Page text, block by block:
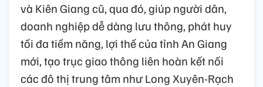
và Kiên Giang cũ, qua đó, giúp người dân,
doanh nghiệp dễ dàng lưu thông, phát huy
tối đa tiềm năng, lợi thế của tỉnh An Giang
mới, tạo trục giao thông liên hoàn kết nối
các đô thị trung tâm như Long Xuyên-Rạch